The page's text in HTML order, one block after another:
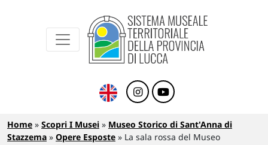
Sistema Museale Territoriale della
Briciole di pane
Home Scopri I Musei
Museo Storico di Sant'Anna di
Stazzema
Opere Esposte La sala rossa del Museo